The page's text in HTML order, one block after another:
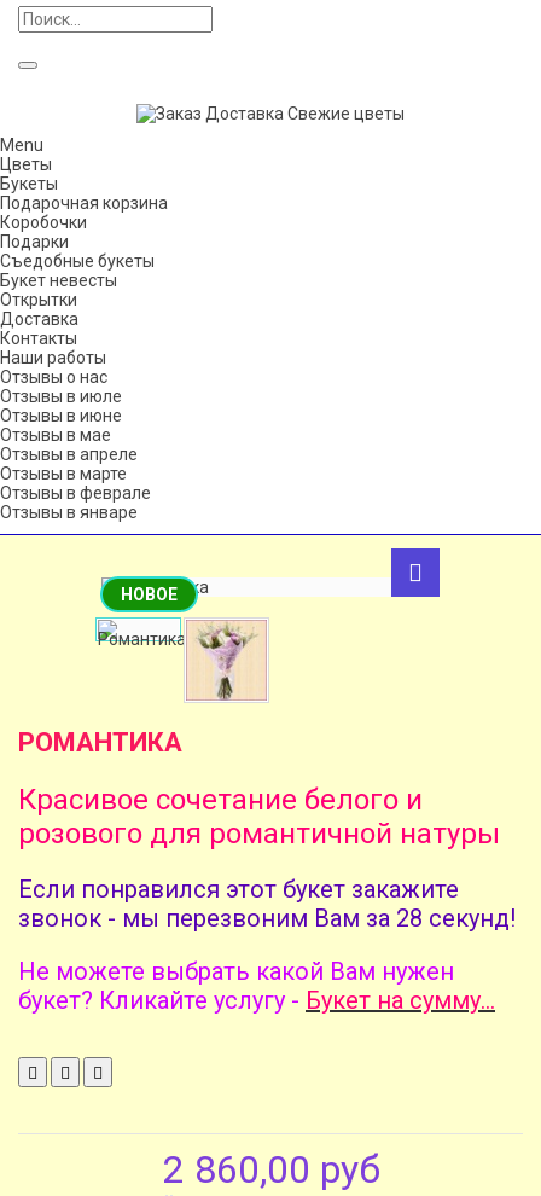
Menu
Цветы
Букеты
Подарочная корзина
Коробочки
Подарки
Съедобные букеты
Букет невесты
Открытки
Доставка
Контакты
Наши работы
Отзывы о нас
Отзывы в июле
Отзывы в июне
Отзывы в мае
Отзывы в апреле
Отзывы в марте
Отзывы в феврале
Отзывы в январе
НОВОЕ
РОМАНТИКА
Красивое сочетание белого и
розового для романтичной натуры
Если понравился этот букет закажите
звонок - мы перезвоним Вам за 28 секунд!
Не можете выбрать какой Вам нужен
букет? Кликайте услугу - Букет на сумму...
2 860,00 руб